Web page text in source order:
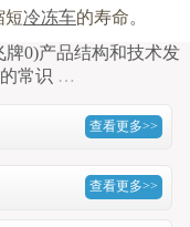
短冷冻车的寿命。
牌0)产品结构和技术发
常识 …
查看更多>>
查看更多>>